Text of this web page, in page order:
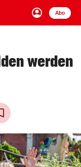
account_circle
Anmelden
Abo
close Schließen
arrow_right
werden